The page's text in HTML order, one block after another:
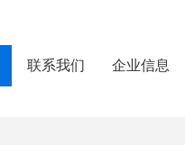
联系我们 企业信息